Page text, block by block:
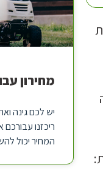
מחירון
יש לכם גינה
ריכזנו עבורכם
המחיר יכול